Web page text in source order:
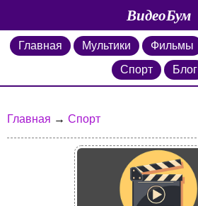
ВидеоБум
Главная Мультики Фильмы
Спорт
Блог
Главная → Спорт